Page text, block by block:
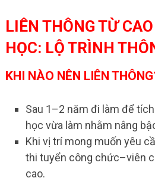
LIÊN THÔNG TỪ
HỌC: LỘ TRÌNH
KHI NÀO NÊN LIÊN
Sau 1–2 năm đi làm để
học vừa làm nhằm nâng
Khi vị trí mong muốn yêu
thi tuyển công chức–viên
cao.